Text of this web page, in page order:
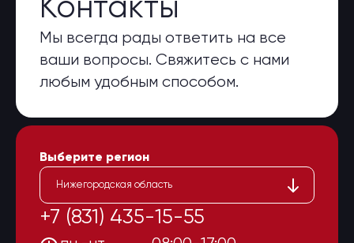
Контакты
Мы всегда рады ответить на все
ваши вопросы. Свяжитесь с нами
любым удобным способом.
Выберите регион
Нижегородская область
+7 (831) 435-15-55